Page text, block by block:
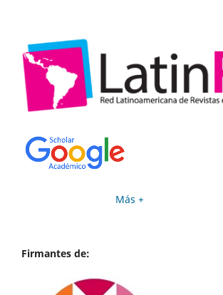
Más +
Firmantes de: